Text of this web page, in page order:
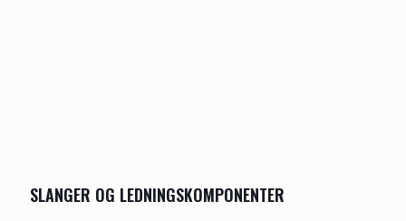
SLANGER OG LEDNINGSKOMPONENTER